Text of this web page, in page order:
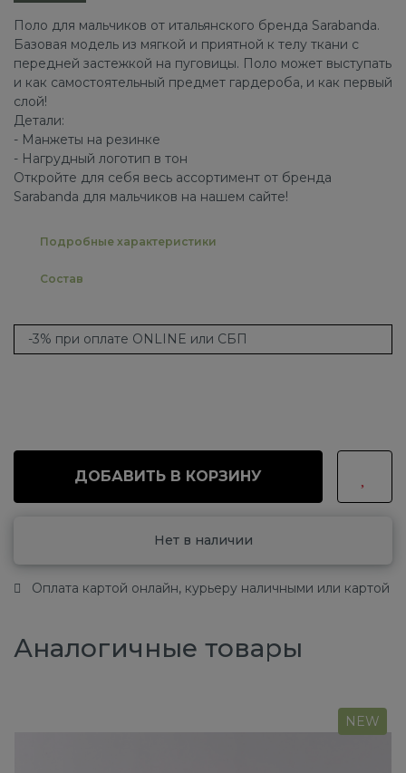
Поло для мальчиков от итальянского бренда Sarabanda.
Базовая модель из мягкой и приятной к телу ткани с
передней застежкой на пуговицы. Поло может выступать
и как самостоятельный предмет гардероба, и как первый
слой!
Детали:
- Манжеты на резинке
- Нагрудный логотип в тон
Откройте для себя весь ассортимент от бренда
Sarabanda для мальчиков на нашем сайте!
Подробные характеристики
Состав
-3% при оплате ONLINE или СБП
ДОБАВИТЬ В КОРЗИНУ
Нет в наличии
Оплата картой онлайн, курьеру наличными или картой
Аналогичные товары
NEW